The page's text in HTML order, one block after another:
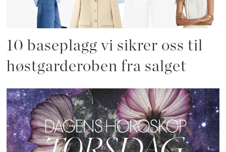
10 baseplagg vi sikrer oss til
høstgarderoben fra salget